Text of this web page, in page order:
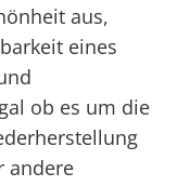
aus,
eines
ob es um die
andere